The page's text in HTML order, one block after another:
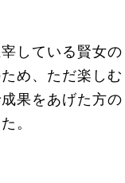
している賢女の
め、ただ楽しむ
果をあげた方の
。